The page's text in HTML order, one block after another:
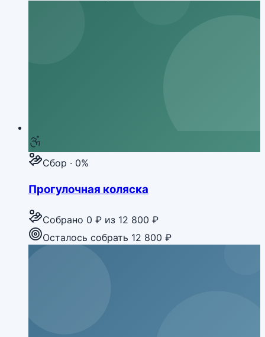
Сбор · 0%
Прогулочная коляска
Собрано 0 ₽ из 12 800 ₽
Осталось собрать 12 800 ₽